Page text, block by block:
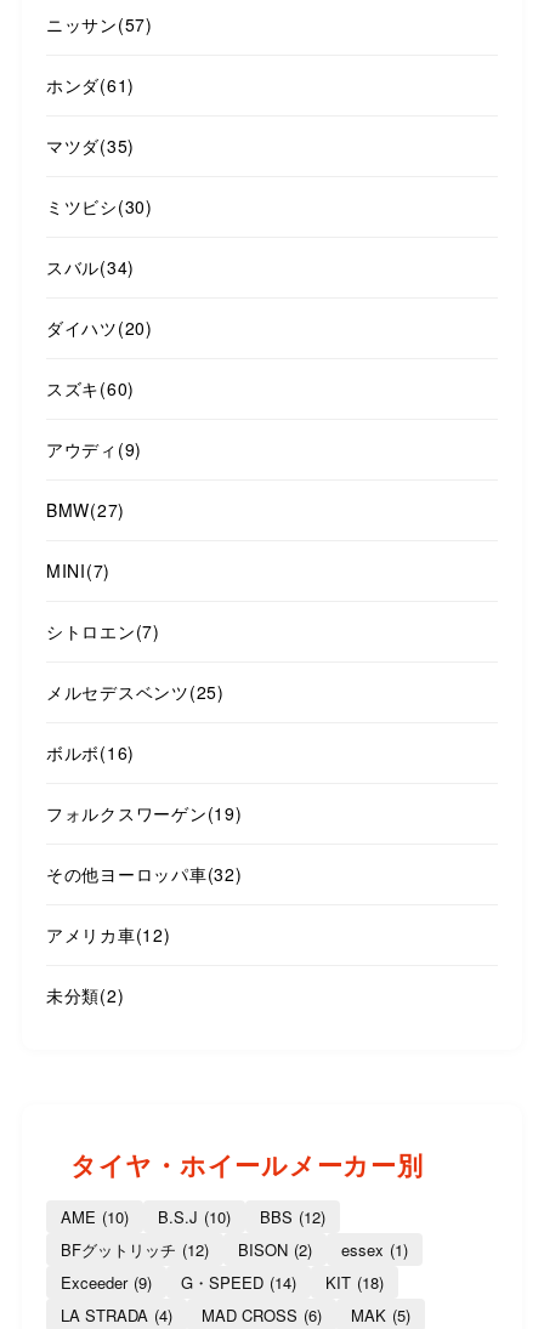
ニッサン(57)
ホンダ(61)
マツダ(35)
ミツビシ(30)
スバル(34)
ダイハツ(20)
スズキ(60)
アウディ (9)
BMW(27)
MINI(7)
シトロエン(7)
メルセデスベンツ(25)
ボルボ(16)
フォルクスワーゲン(19)
その他ヨーロッパ車(32)
アメリカ車(12)
未分類(2)
タイヤ・ホイールメーカー別
AME (10) B.S.J (10) BBS (12)
BFグットリッチ (12) BISON (2) essex (1)
Exceeder (9) G・SPEED (14) KIT (18)
LA STRADA (4) MAD CROSS (6) MAK (5)